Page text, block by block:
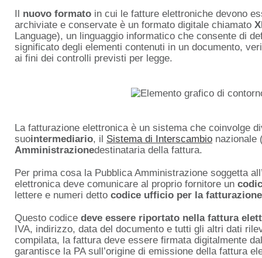
nuovo formato in cui le fatture elettroniche devono
archiviate e conservate è un formato digitale chiamato
Language), un linguaggio informatico che consente di
significato degli elementi contenuti in un documento,
ai fini dei controlli previsti per legge.
La fatturazione elettronica è un sistema che coinvolge
suointermediario, il Sistema di Interscambio nazionale
Amministrazionedestinataria della fattura.
Per prima cosa la Pubblica Amministrazione soggetta
elettronica deve comunicare al proprio fornitore un
lettere e numeri detto codice ufficio per la
Questo codice deve essere riportato nella fattura
IVA, indirizzo, data del documento e tutti gli altri dati
compilata, la fattura deve essere firmata digitalmente
garantisce la PA sull’origine di emissione della fattura